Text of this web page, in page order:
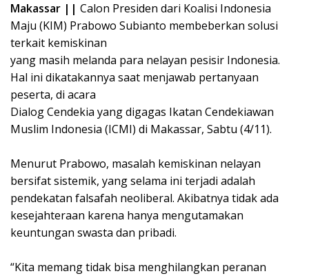
Makassar || Calon Presiden dari Koalisi Indonesia
Maju (KIM) Prabowo Subianto membeberkan solusi
terkait kemiskinan
yang masih melanda para nelayan pesisir Indonesia.
Hal ini dikatakannya saat menjawab pertanyaan
peserta, di acara
Dialog Cendekia yang digagas Ikatan Cendekiawan
Muslim Indonesia (ICMI) di Makassar, Sabtu (4/11).
Menurut Prabowo, masalah kemiskinan nelayan
bersifat sistemik, yang selama ini terjadi adalah
pendekatan falsafah neoliberal. Akibatnya tidak ada
kesejahteraan karena hanya mengutamakan
keuntungan swasta dan pribadi.
“Kita memang tidak bisa menghilangkan peranan